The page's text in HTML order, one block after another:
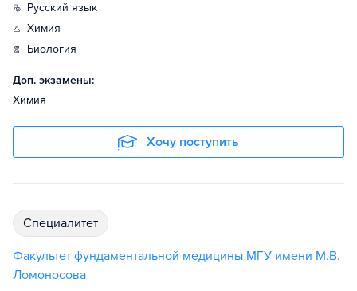
русский язык
химия
биология
Доп. экзамены:
Химия
Хочу поступить
специалитет
Факультет фундаментальной медицины МГУ имени М.В.
Ломоносова